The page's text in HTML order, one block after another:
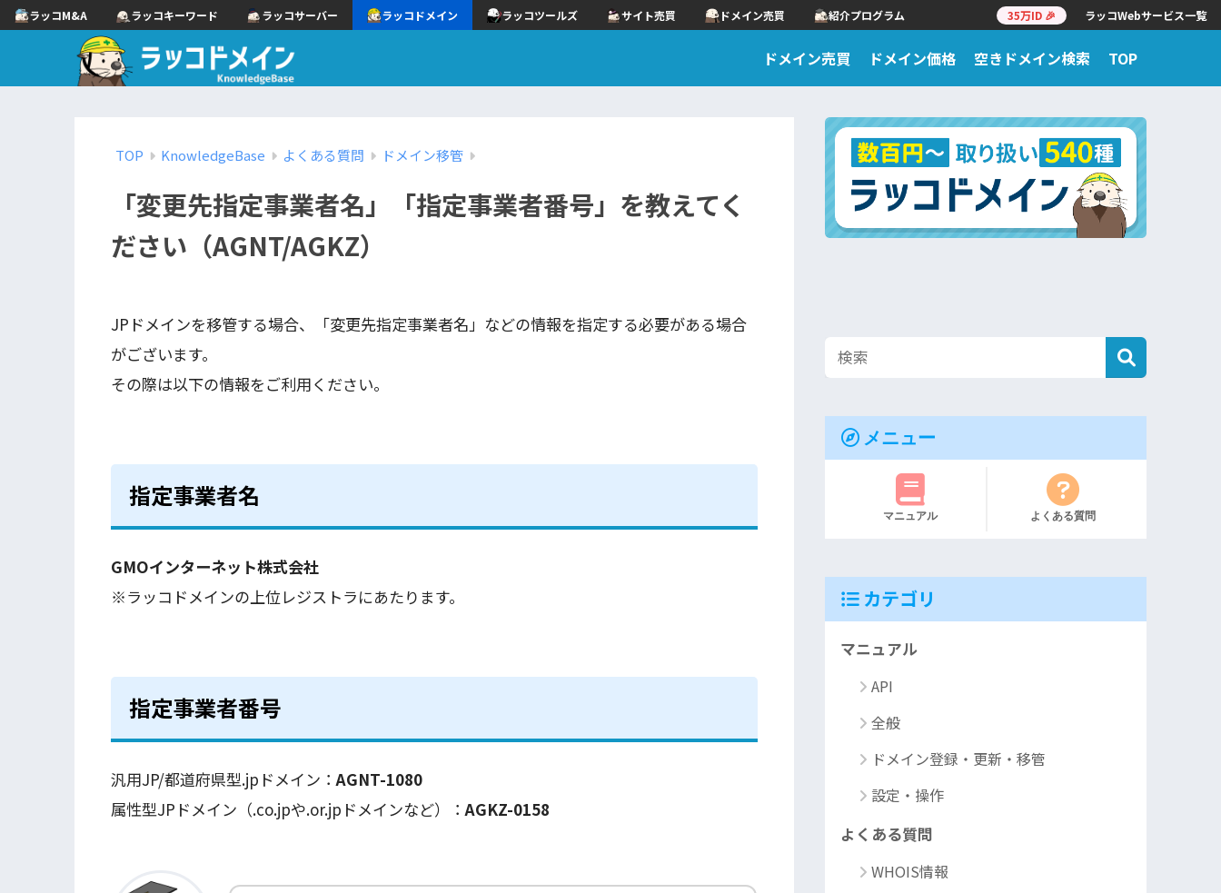
ラッコM&A ラッコキーワード ラッコサーバー ラッコドメイン ラッコツールズ サイト売買 ドメイン売買 紹介プログラム 35万ID 🎉 ラッコWebサービス一覧
ドメイン売買 ドメイン価格 空きドメイン検索 TOP
TOP KnowledgeBase よくある質問 ドメイン移管
「変更先指定事業者名」「指定事業者番号」を教えてく
ださい（AGNT/AGKZ）
JPドメインを移管する場合、「変更先指定事業者名」などの情報を指定する必要がある場合
がございます。
その際は以下の情報をご利用ください。
指定事業者名
GMOインターネット株式会社
※ラッコドメインの上位レジストラにあたります。
指定事業者番号
汎用JP/都道府県型.jpドメイン： AGNT-1080
属性型JPドメイン（.co.jpや.or.jpドメインなど）： AGKZ-0158
メニュー
マニュアル よくある質問
カテゴリ
マニュアル
API
全般
ドメイン登録・更新・移管
設定・操作
よくある質問
WHOIS情報